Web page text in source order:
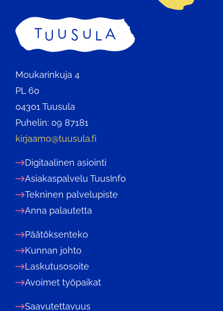
Etusivu
Moukarinkuja 4
PL 60
04301 Tuusula
Puhelin: 09 87181
kirjaamo@tuusula.fi
Digitaalinen asiointi
Asiakaspalvelu TuusInfo
Tekninen palvelupiste
Anna palautetta
Päätöksenteko
Kunnan johto
Laskutusosoite
Avoimet työpaikat
Saavutettavuus